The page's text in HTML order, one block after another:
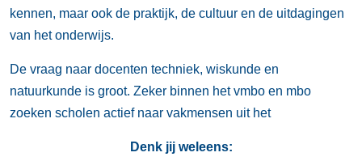
kennen, maar ook de praktijk, de cultuur en de uitdagingen
van het onderwijs.
De vraag naar docenten techniek, wiskunde en
natuurkunde is groot. Zeker binnen het vmbo en mbo
zoeken scholen actief naar vakmensen uit het
Denk jij weleens: